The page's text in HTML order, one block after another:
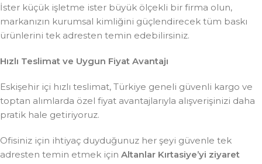
İster küçük işletme ister büyük ölçekli bir firma olun,
markanızın kurumsal kimliğini güçlendirecek tüm baskı
ürünlerini tek adresten temin edebilirsiniz.
Hızlı Teslimat ve Uygun Fiyat Avantajı
Eskişehir içi hızlı teslimat, Türkiye geneli güvenli kargo ve
toptan alımlarda özel fiyat avantajlarıyla alışverişinizi daha
pratik hale getiriyoruz.
Ofisiniz için ihtiyaç duyduğunuz her şeyi güvenle tek
adresten temin etmek için Altanlar Kırtasiye’yi ziyaret